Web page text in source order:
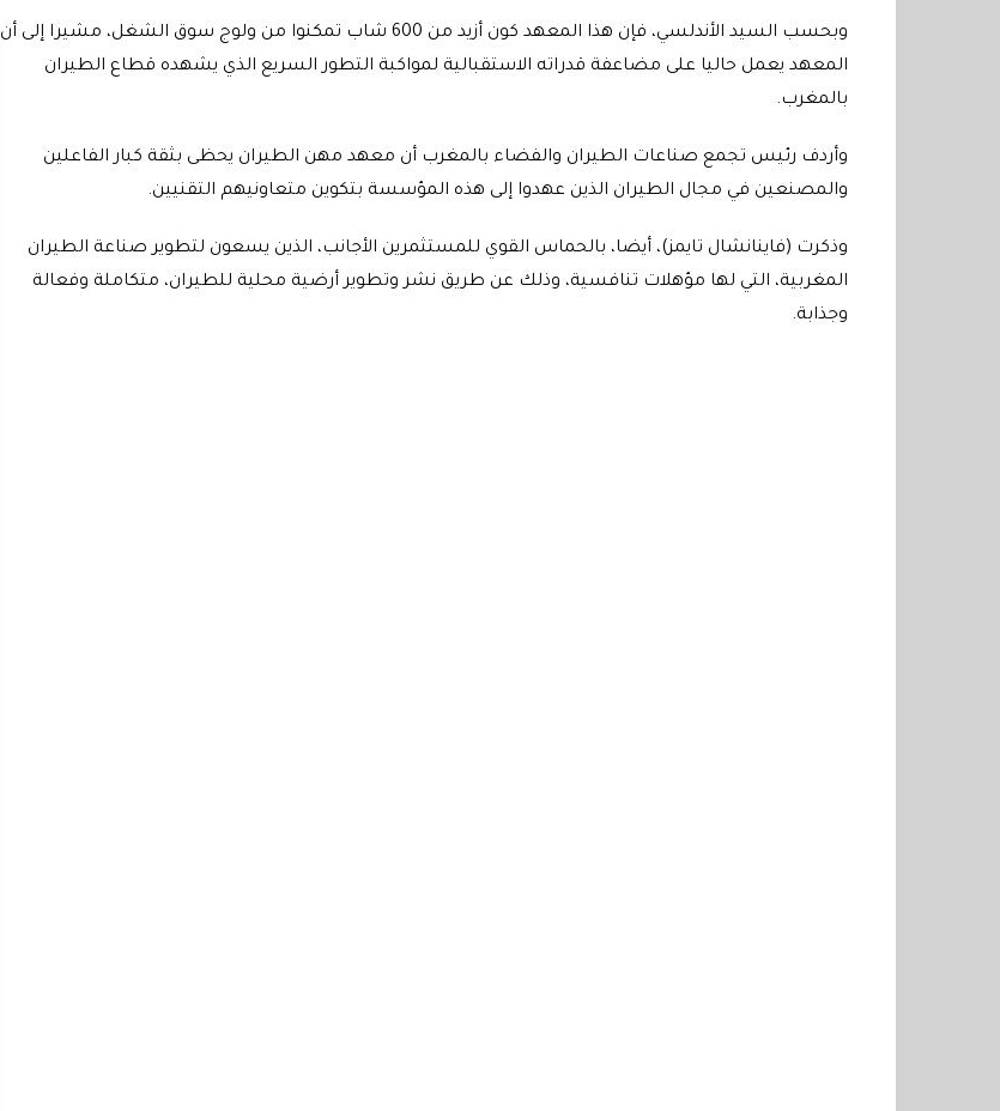
وبحسب السيد الأندلسي، فإن هذا المعهد كون أزيد من 600 شاب تمكنوا من ولوج سوق الشغل، مشيرا إلى أن
المعهد يعمل حاليا على مضاعفة قدراته الاستقبالية لمواكبة التطور السريع الذي يشهده قطاع الطيران
بالمغرب.
وأردف رئيس تجمع صناعات الطيران والفضاء بالمغرب أن معهد مهن الطيران يحظى بثقة كبار الفاعلين
والمصنعين في مجال الطيران الذين عهدوا إلى هذه المؤسسة بتكوين متعاونيهم التقنيين.
وذكرت (فاينانشال تايمز)، أيضا، بالحماس القوي للمستثمرين الأجانب، الذين يسعون لتطوير صناعة الطيران
المغربية، التي لها مؤهلات تنافسية، وذلك عن طريق نشر وتطوير أرضية محلية للطيران، متكاملة وفعالة
وجذابة.